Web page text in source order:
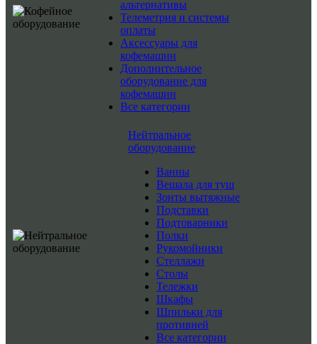
альтернативы
Телеметрия и системы
оплаты
Аксессуары для
кофемашин
Дополнительное
оборудование для
кофемашин
Все категории
Нейтральное
оборудование
Ванны
Вешала для туш
Зонты вытяжные
Подставки
Подтоварники
Полки
Рукомойники
Стеллажи
Столы
Тележки
Шкафы
Шпильки для
противней
Все категории